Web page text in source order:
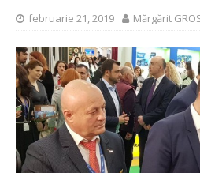
februarie 21, 2019 Mărgărit